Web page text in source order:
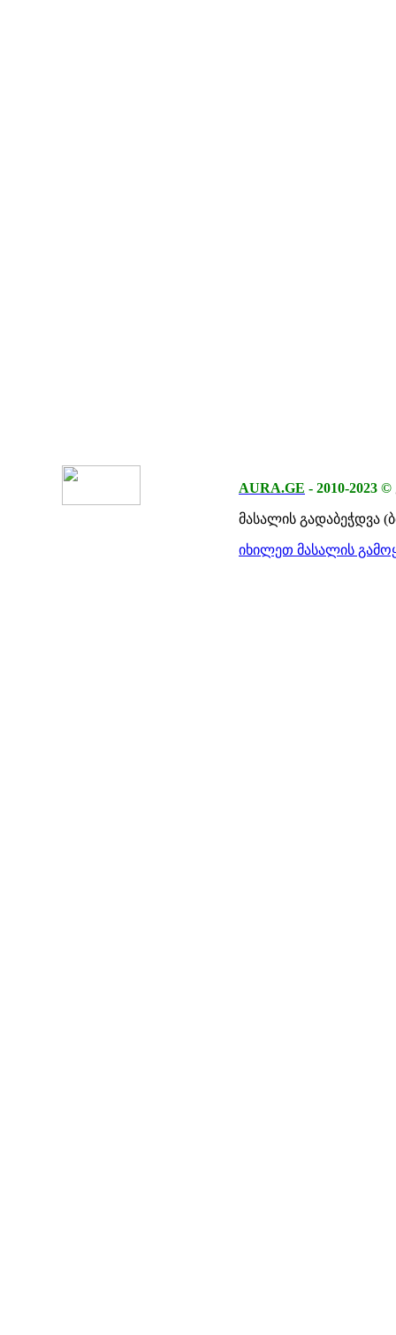
AURA.GE - 2010-2023 ©
მასალის გადაბეჭდვა
იხილეთ მასალის